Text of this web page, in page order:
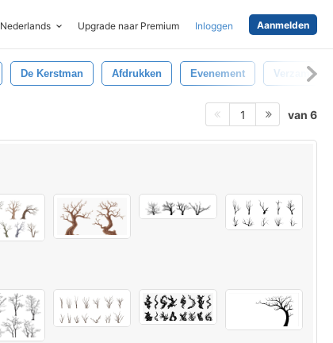
Nederlands Upgrade naar Premium Inloggen Aanmelden
De Kerstman Afdrukken Evenement
1 van 6